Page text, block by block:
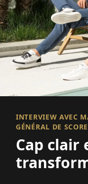
INTERVIEW AVEC
GÉNÉRAL DE
Cap clair